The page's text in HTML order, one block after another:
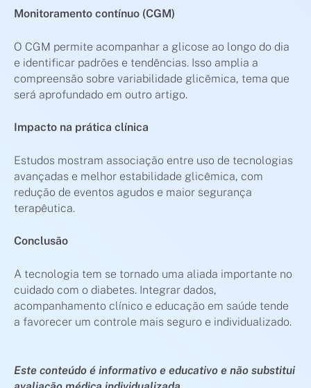
Monitoramento contínuo (CGM)
O CGM permite acompanhar a glicose ao longo do dia
e identificar padrões e tendências. Isso amplia a
compreensão sobre variabilidade glicêmica, tema que
será aprofundado em outro artigo.
Impacto na prática clínica
Estudos mostram associação entre uso de tecnologias
avançadas e melhor estabilidade glicêmica, com
redução de eventos agudos e maior segurança
terapêutica.
Conclusão
A tecnologia tem se tornado uma aliada importante no
cuidado com o diabetes. Integrar dados,
acompanhamento clínico e educação em saúde tende
a favorecer um controle mais seguro e individualizado.
Este conteúdo é informativo e educativo e não substitui